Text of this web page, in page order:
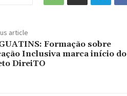
article
Formação sobre
Inclusiva marca início do
DireiTO